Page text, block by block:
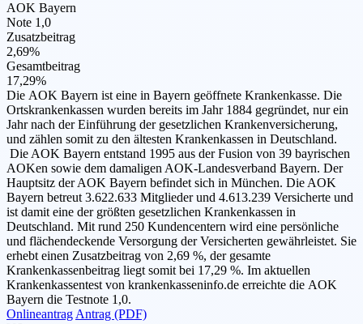
AOK Bayern
Note 1,0
Zusatzbeitrag
2,69%
Gesamtbeitrag
17,29%
Die AOK Bayern ist eine in Bayern geöffnete Krankenkasse. Die
Ortskrankenkassen wurden bereits im Jahr 1884 gegründet, nur ein
Jahr nach der Einführung der gesetzlichen Krankenversicherung,
und zählen somit zu den ältesten Krankenkassen in Deutschland.
Die AOK Bayern entstand 1995 aus der Fusion von 39 bayrischen
AOKen sowie dem damaligen AOK-Landesverband Bayern. Der
Hauptsitz der AOK Bayern befindet sich in München. Die AOK
Bayern betreut 3.622.633 Mitglieder und 4.613.239 Versicherte und
ist damit eine der größten gesetzlichen Krankenkassen in
Deutschland. Mit rund 250 Kundencentern wird eine persönliche
und flächendeckende Versorgung der Versicherten gewährleistet. Sie
erhebt einen Zusatzbeitrag von 2,69 %, der gesamte
Krankenkassenbeitrag liegt somit bei 17,29 %. Im aktuellen
Krankenkassentest von krankenkasseninfo.de erreichte die AOK
Bayern die Testnote 1,0.
Onlineantrag Antrag (PDF)